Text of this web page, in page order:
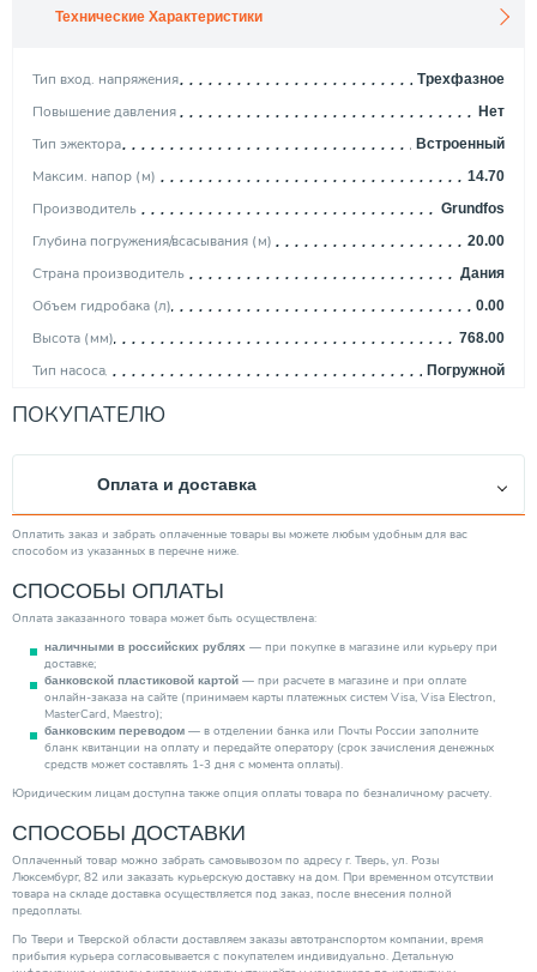
Технические Характеристики
Тип вход. напряжения Трехфазное
Повышение давления Нет
Тип эжектора Встроенный
Максим. напор (м) 14.70
Производитель Grundfos
Глубина погружения/всасывания (м) 20.00
Страна производитель Дания
Объем гидробака (л) 0.00
Высота (мм) 768.00
Тип насоса Погружной
Ширина (мм)
Вес товара, нетто (кг) 143.00
Качество воды
Мощность (кВт)
Диаметр выходного отверстия
Минимальная рабочая температура (°С)
Механизм насоса Центробежный
Максимальная производительность (м3/ч) 151.92
Тип ротора
Тип выключателя Электронный
Защита сухого хода
Категория
ПОКУПАТЕЛЮ
Оплата и доставка
Оплатить заказ и забрать оплаченные товары вы можете любым удобным для вас
способом из указанных в перечне ниже.
СПОСОБЫ ОПЛАТЫ
Оплата заказанного товара может быть осуществлена:
наличными в российских рублях — при покупке в магазине или курьеру при
доставке;
банковской пластиковой картой — при расчете в магазине и при оплате
онлайн-заказа на сайте (принимаем карты платежных систем Visa, Visa Electron,
MasterCard, Maestro);
банковским переводом — в отделении банка или Почты России заполните
бланк квитанции на оплату и передайте оператору (срок зачисления денежных
средств может составлять 1-3 дня с момента оплаты).
Юридическим лицам доступна также опция оплаты товара по безналичному расчету.
СПОСОБЫ ДОСТАВКИ
Оплаченный товар можно забрать самовывозом по адресу г. Тверь, ул. Розы
Люксембург, 82 или заказать курьерскую доставку на дом. При временном отсутствии
товара на складе доставка осуществляется под заказ, после внесения полной
предоплаты.
По Твери и Тверской области доставляем заказы автотранспортом компании, время
прибытия курьера согласовывается с покупателем индивидуально. Детальную